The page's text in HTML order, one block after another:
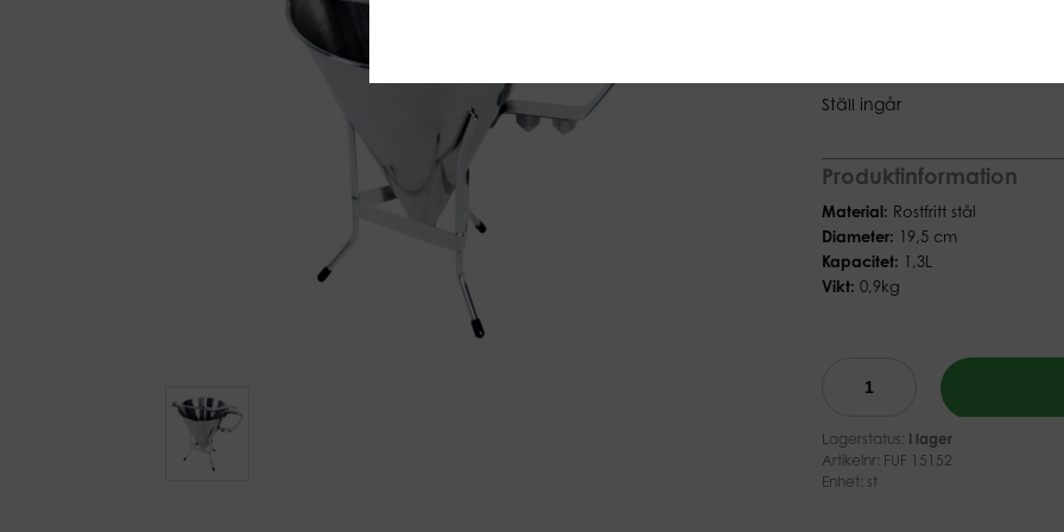
Med denna dispenser kan
Ställ ingår
Produktinformation
Material: Rostfritt stål
Diameter: 19,5 cm
Kapacitet: 1,3L
Vikt: 0,9kg
Lagerstatus: I lager
Artikelnr: FUF 15152
Enhet: st